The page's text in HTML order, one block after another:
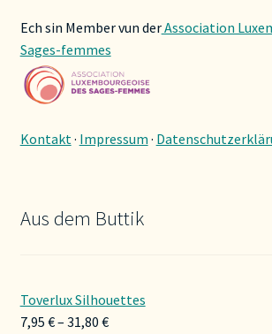
Ech sin Member vun derAssociation
Sages-femmes
Kontakt · Impressum ·
Aus dem Buttik
Toverlux Silhouettes
7,95 €– 31,80 €Preisspanne: